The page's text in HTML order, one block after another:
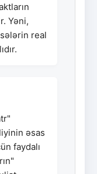
Yəni,
real
əsas
faydalı